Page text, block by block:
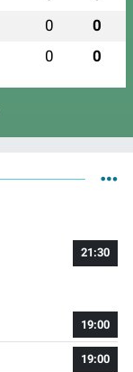
0 0
0 0
21:30
19:00
19:00